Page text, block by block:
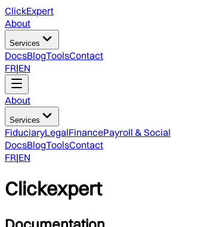
ClickExpert
About
Services
DocsBlogToolsContact
FR|EN
About
Services
FiduciaryLegalFinancePayroll & Social
DocsBlogToolsContact
FR|EN
Clickexpert